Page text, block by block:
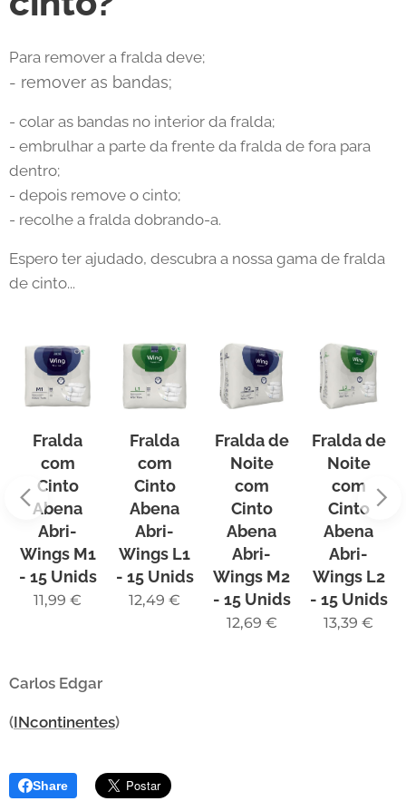
Para remover a fralda deve;
- remover as bandas;
- colar as bandas no interior da fralda;
- embrulhar a parte da frente da fralda de fora para
dentro;
- depois remove o cinto;
- recolhe a fralda dobrando-a.
Espero ter ajudado, descubra a nossa gama de fralda
de cinto...
Fralda
com
Cinto
Abena
Abri-
Wings M1
- 15 Unids
11,99 €
Fralda
com
Cinto
Abena
Abri-
Wings L1
- 15 Unids
12,49 €
Fralda de
Noite
com
Cinto
Abena
Abri-
Wings M2
- 15 Unids
12,69 €
Fralda de
Noite
com
Cinto
Abena
Abri-
Wings L2
- 15 Unids
13,39 €
Carlos Edgar
(INcontinentes)
Share